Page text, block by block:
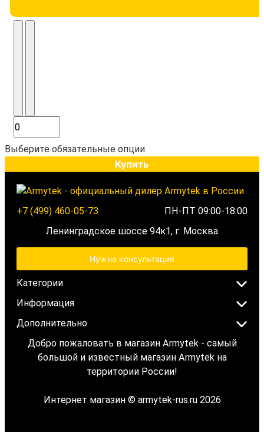
Выберите обязательные опции
Купить
+7 (499) 460-05-73
ПН-ПТ 09:00-18:00
Ленинградское шоссе 94к1, г. Москва
Нужна консультация
Категории
Информация
Дополнительно
Добро пожаловать в магазин Armytek - самый
большой и известный магазин Armytek на
территории России!
Интернет магазин © armytek-rus.ru 2026